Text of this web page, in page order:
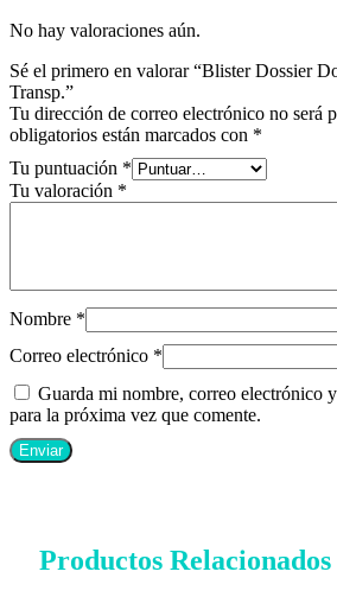
No hay valoraciones aún.
Sé el primero en valorar “Blister Dossier
Transp.”
Tu dirección de correo electrónico no será
obligatorios están marcados con *
Tu puntuación *
Tu valoración *
Nombre *
Correo electrónico *
Guarda mi nombre, correo electrónico
para la próxima vez que comente.
Productos Relacionados